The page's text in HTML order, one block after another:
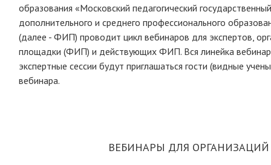
образования «Московский педагогический
дополнительного и среднего профессионального
(далее - ФИП) проводит цикл вебинаров для экспертов,
площадки (ФИП) и действующих ФИП. Вся линейка
экспертные сессии будут приглашаться гости (видные
вебинара.
ВЕБИНАРЫ ДЛЯ ОРГАНИЗАЦИЙ